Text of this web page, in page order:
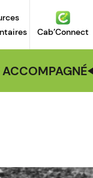
Cab’Connect